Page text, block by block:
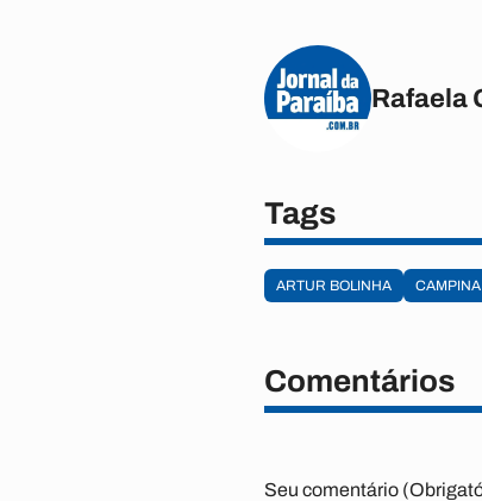
Rafaela
Tags
ARTUR BOLINHA
Comentários
Seu comentário